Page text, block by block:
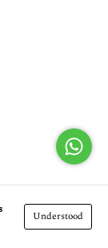
Understood